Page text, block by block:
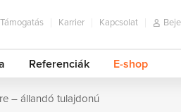
Támogatás Karrier Kapcsolat
Referenciák E-shop
– állandó tulajdonú